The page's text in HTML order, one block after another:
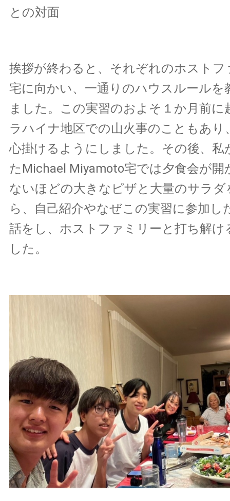
との対面
挨拶が終わると、それぞれのホストフ
宅に向かい、一通りのハウスルールを
ました。この実習のおよそ１か月前に
ラハイナ地区での山火事のこともあり
心掛けるようにしました。その後、私
たMichael Miyamoto宅では夕食会が開
ないほどの大きなピザと大量のサラ
ら、自己紹介やなぜこの実習に参加し
話をし、ホストファミリーと打ち解け
した。